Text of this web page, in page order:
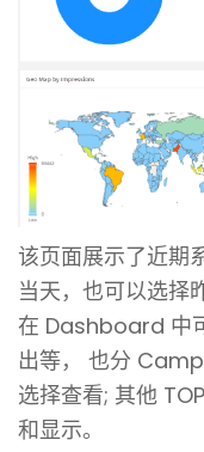
该页面展示了近期
当天，也可以选择
在 Dashboard 中
出等， 也分
选择查看; 其他
和显示。